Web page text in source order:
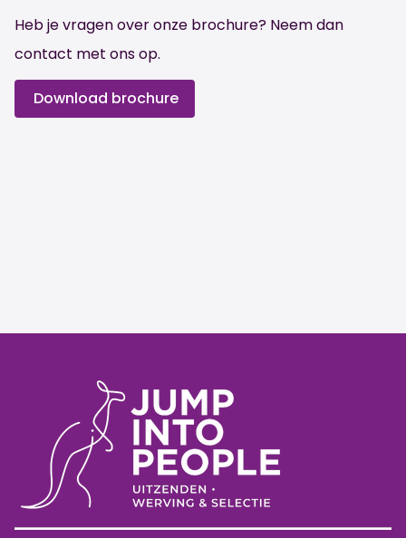
Heb je vragen over onze brochure? Neem dan
contact met ons op.
Download brochure